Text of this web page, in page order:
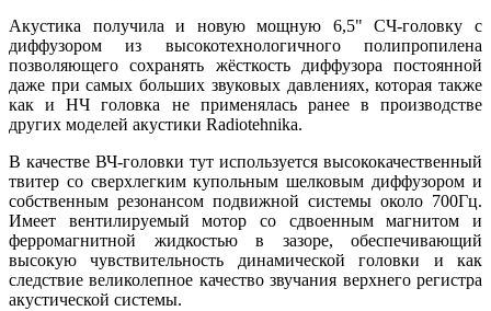
Акустика получила и новую мощную 6,5" СЧ-головку с
диффузором из высокотехнологичного полипропилена
позволяющего сохранять жёсткость диффузора постоянной
даже при самых больших звуковых давлениях, которая также
как и НЧ головка не применялась ранее в производстве
других моделей акустики Radiotehnika.
В качестве ВЧ-головки тут используется высококачественный
твитер со сверхлегким купольным шелковым диффузором и
собственным резонансом подвижной системы около 700Гц.
Имеет вентилируемый мотор со сдвоенным магнитом и
ферромагнитной жидкостью в зазоре, обеспечивающий
высокую чувствительность динамической головки и как
следствие великолепное качество звучания верхнего регистра
акустической системы.